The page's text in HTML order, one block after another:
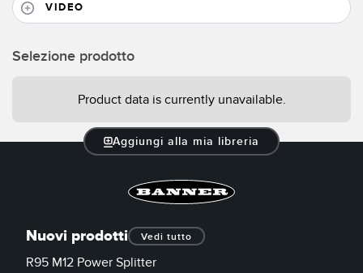
SOFTWARE
Software di configurazione dei sensori wireless
TECNOLOGIA
VIDEO
Selezione prodotto
Product data is currently unavailable.
Aggiungi alla mia libreria
Nuovi prodotti Vedi tutto
R95 M12 Power Splitter